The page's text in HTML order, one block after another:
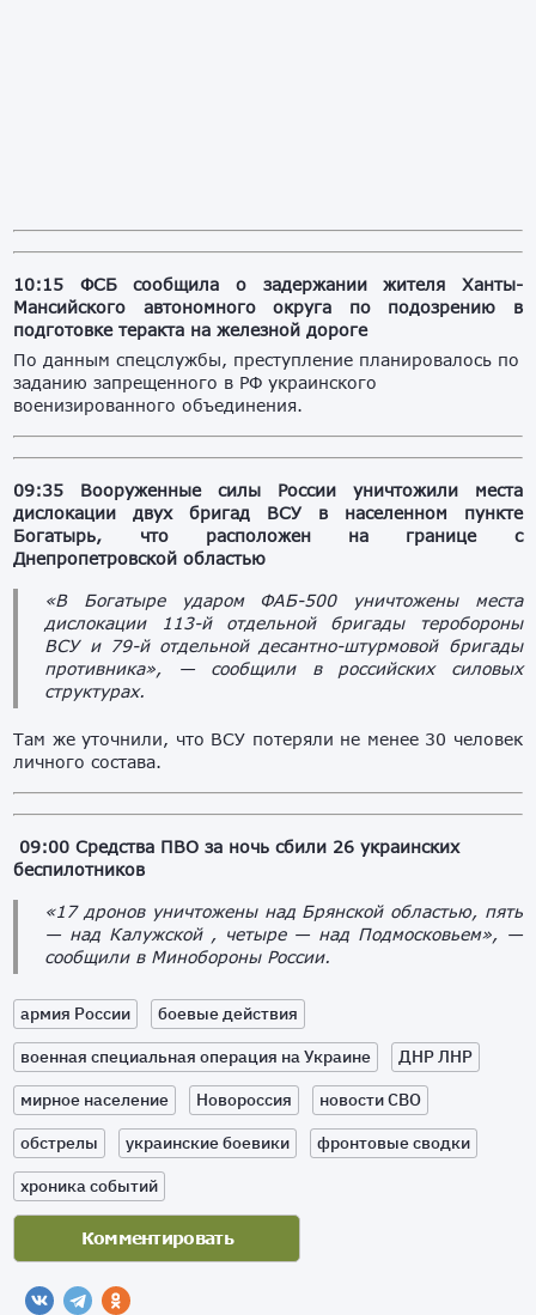
10:15 ФСБ сообщила о задержании жителя Ханты-
Мансийского автономного округа по подозрению в
подготовке теракта на железной дороге
По данным спецслужбы, преступление планировалось по
заданию запрещенного в РФ украинского
военизированного объединения.
09:35 Вооруженные силы России уничтожили места
дислокации двух бригад ВСУ в населенном пункте
Богатырь, что расположен на границе с
Днепропетровской областью
«В Богатыре ударом ФАБ-500 уничтожены места
дислокации 113-й отдельной бригады теробороны
ВСУ и 79-й отдельной десантно-штурмовой бригады
противника», — сообщили в российских силовых
структурах.
Там же уточнили, что ВСУ потеряли не менее 30 человек
личного состава.
09:00 Средства ПВО за ночь сбили 26 украинских
беспилотников
«17 дронов уничтожены над Брянской областью, пять
— над Калужской , четыре — над Подмосковьем», —
сообщили в Минобороны России.
армия России
боевые действия
военная специальная операция на Украине
ДНР ЛНР
мирное население
Новороссия
новости СВО
обстрелы
украинские боевики
фронтовые сводки
хроника событий